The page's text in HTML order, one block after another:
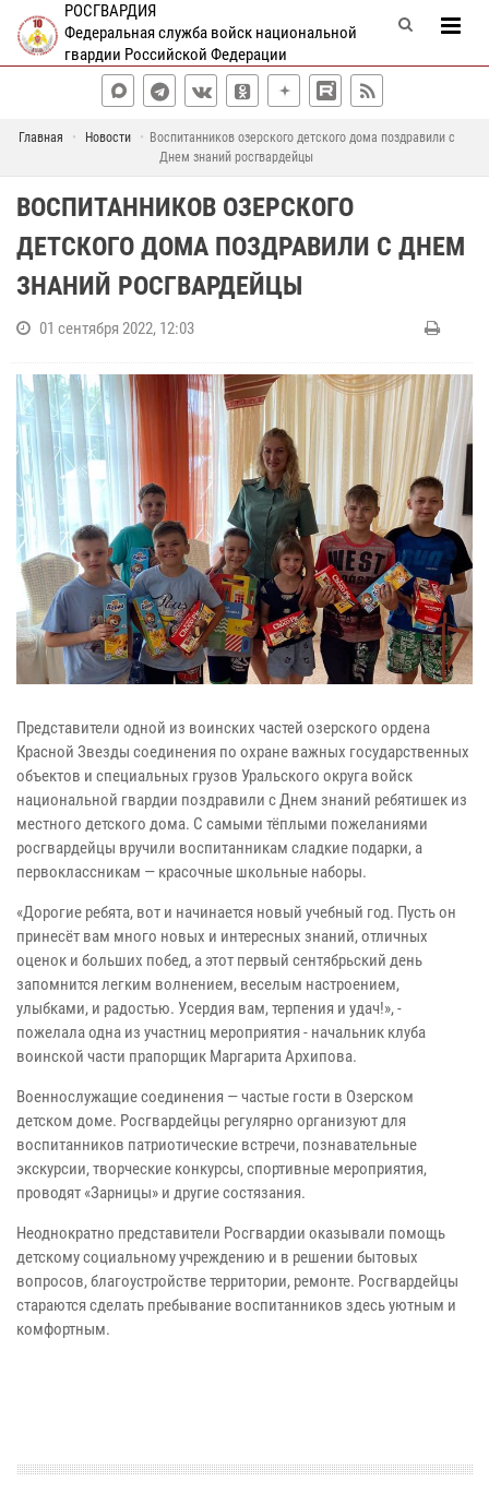
РОСГВАРДИЯ
Федеральная служба войск национальной
гвардии Российской Федерации
Главная Новости
Воспитанников озерского детского дома поздравили с
Днем знаний росгвардейцы
ВОСПИТАННИКОВ ОЗЕРСКОГО
ДЕТСКОГО ДОМА ПОЗДРАВИЛИ С ДНЕМ
ЗНАНИЙ РОСГВАРДЕЙЦЫ
01 сентября 2022, 12:03
Представители одной из воинских частей озерского ордена
Красной Звезды соединения по охране важных государственных
объектов и специальных грузов Уральского округа войск
национальной гвардии поздравили с Днем знаний ребятишек из
местного детского дома. С самыми тёплыми пожеланиями
росгвардейцы вручили воспитанникам сладкие подарки, а
первоклассникам — красочные школьные наборы.
«Дорогие ребята, вот и начинается новый учебный год. Пусть он
принесёт вам много новых и интересных знаний, отличных
оценок и больших побед, а этот первый сентябрьский день
запомнится легким волнением, веселым настроением,
улыбками, и радостью. Усердия вам, терпения и удач!», -
пожелала одна из участниц мероприятия - начальник клуба
воинской части прапорщик Маргарита Архипова.
Военнослужащие соединения — частые гости в Озерском
детском доме. Росгвардейцы регулярно организуют для
воспитанников патриотические встречи, познавательные
экскурсии, творческие конкурсы, спортивные мероприятия,
проводят «Зарницы» и другие состязания.
Неоднократно представители Росгвардии оказывали помощь
детскому социальному учреждению и в решении бытовых
вопросов, благоустройстве территории, ремонте. Росгвардейцы
стараются сделать пребывание воспитанников здесь уютным и
комфортным.